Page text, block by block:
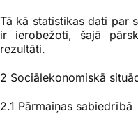
Tā kā statistikas dati par
ir ierobežoti, šajā
rezultāti.
2 Sociālekonomiskā
2.1 Pārmaiņas sabiedrībā